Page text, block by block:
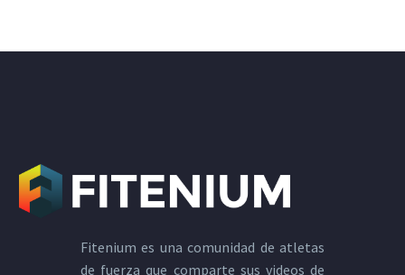
Fitenium es una comunidad de atletas
de fuerza que comparte sus videos de